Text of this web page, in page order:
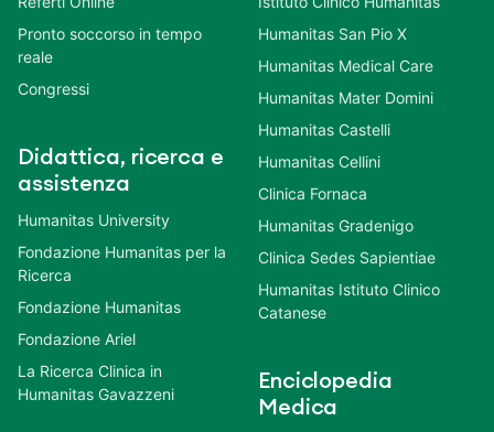
Pronto soccorso in tempo
reale
Congressi
Didattica, ricerca e
assistenza
Humanitas University
Fondazione Humanitas per la
Ricerca
Fondazione Humanitas
Fondazione Ariel
La Ricerca Clinica in
Humanitas Gavazzeni
Humanitas San Pio X
Humanitas Medical Care
Humanitas Mater Domini
Humanitas Castelli
Humanitas Cellini
Clinica Fornaca
Humanitas Gradenigo
Clinica Sedes Sapientiae
Humanitas Istituto Clinico
Catanese
Enciclopedia
Medica